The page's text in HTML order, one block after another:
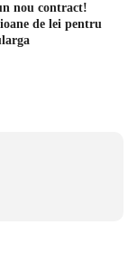
nou contract!
de lei pentru